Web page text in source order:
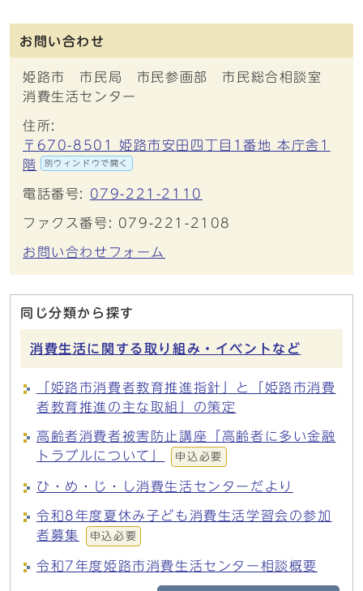
お問い合わせ
姫路市 市民局 市民参画部 市民総合相談室
消費生活センター
住所:
〒670-8501 姫路市安田四丁目1番地 本庁舎1
階
別ウィンドウで開く
電話番号: 079-221-2110
ファクス番号: 079-221-2108
お問い合わせフォーム
同じ分類から探す
消費生活に関する取り組み・イベントなど
「姫路市消費者教育推進指針」と「姫路市消費
者教育推進の主な取組」の策定
高齢者消費者被害防止講座「高齢者に多い金融
トラブルについて」
申込必要
ひ・め・じ・し消費生活センターだより
令和8年度夏休み子ども消費生活学習会の参加
者募集
申込必要
令和7年度姫路市消費生活センター相談概要